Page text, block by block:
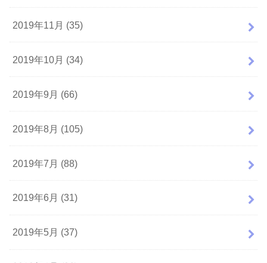
2019年11月 (35)
2019年10月 (34)
2019年9月 (66)
2019年8月 (105)
2019年7月 (88)
2019年6月 (31)
2019年5月 (37)